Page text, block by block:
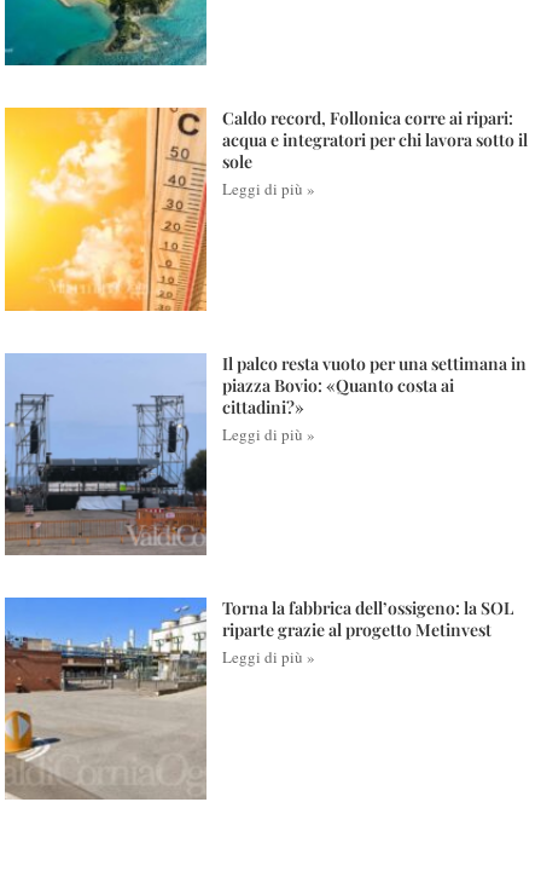
Caldo record, Follonica corre ai ripari:
acqua e integratori per chi lavora sotto il
sole
Leggi di più »
Il palco resta vuoto per una settimana in
piazza Bovio: «Quanto costa ai
cittadini?»
Leggi di più »
Torna la fabbrica dell’ossigeno: la SOL
riparte grazie al progetto Metinvest
Leggi di più »